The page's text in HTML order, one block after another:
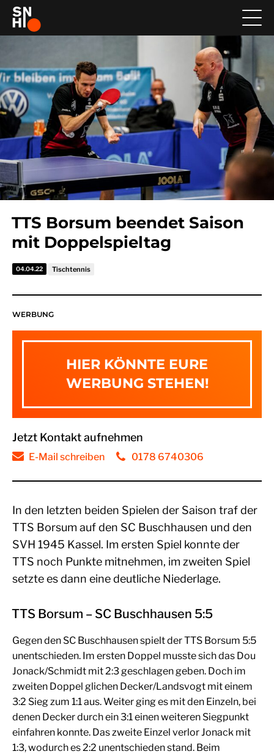
TTS Borsum beendet Saison
mit Doppelspieltag
04.04.22 Tischtennis
WERBUNG
HIER KÖNNTE EURE
WERBUNG STEHEN!
Jetzt Kontakt aufnehmen
E-Mail schreiben 0178 6740306
In den letzten beiden Spielen der Saison traf der
TTS Borsum auf den SC Buschhausen und den
SVH 1945 Kassel. Im ersten Spiel konnte der
TTS noch Punkte mitnehmen, im zweiten Spiel
setzte es dann eine deutliche Niederlage.
TTS Borsum – SC Buschhausen 5:5
Gegen den SC Buschhausen spielt der TTS Borsum 5:5
unentschieden. Im ersten Doppel musste sich das Dou
Jonack/Schmidt mit 2:3 geschlagen geben. Doch im
zweiten Doppel glichen Decker/Landsvogt mit einem
3:2 Sieg zum 1:1 aus. Weiter ging es mit den Einzeln, bei
denen Decker durch ein 3:1 einen weiteren Siegpunkt
einfahren konnte. Das zweite Einzel verlor Jonack mit
1:3, wodurch es 2:2 unentschieden stand. Beim